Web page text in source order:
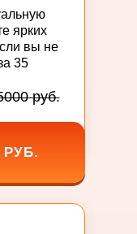
ярких
вы не
35
руб.
РУБ.